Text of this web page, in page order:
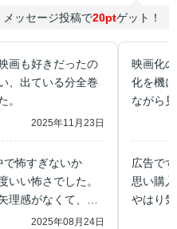
メッセージ投稿で20ptゲット！
画も好きだったの
、出ている分全巻
。
2025年11月23日
で怖すぎないか
い怖さでした。
理感がなくて、テ
得です。2025年08月24日
映画化
化を機
ながら
広告で
思い購
やはり